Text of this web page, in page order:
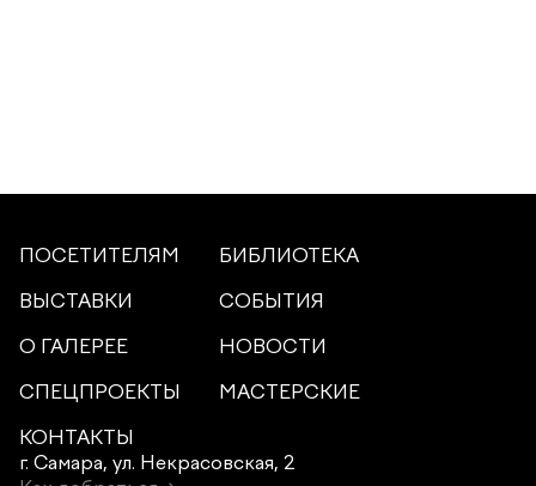
ПОСЕТИТЕЛЯМ
БИБЛИОТЕКА
ВЫСТАВКИ
СОБЫТИЯ
О ГАЛЕРЕЕ
НОВОСТИ
СПЕЦПРОЕКТЫ
МАСТЕРСКИЕ
КОНТАКТЫ
г. Самара, ул. Некрасовская, 2